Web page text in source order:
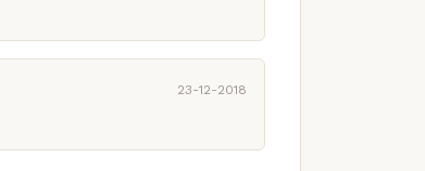
23-12-2018